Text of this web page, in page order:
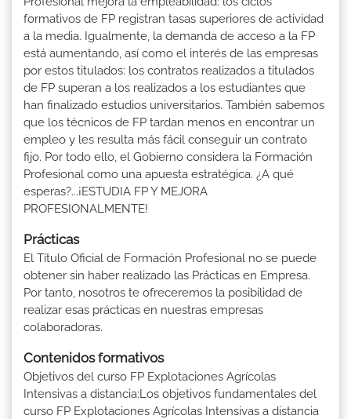
formativos de FP registran tasas superiores de actividad
a la media. Igualmente, la demanda de acceso a la FP
está aumentando, así como el interés de las empresas
por estos titulados: los contratos realizados a titulados
de FP superan a los realizados a los estudiantes que
han finalizado estudios universitarios. También sabemos
que los técnicos de FP tardan menos en encontrar un
empleo y les resulta más fácil conseguir un contrato
fijo. Por todo ello, el Gobierno considera la Formación
Profesional como una apuesta estratégica. ¿A qué
esperas?...¡ESTUDIA FP Y MEJORA
PROFESIONALMENTE!
Prácticas
El Título Oficial de Formación Profesional no se puede
obtener sin haber realizado las Prácticas en Empresa.
Por tanto, nosotros te ofreceremos la posibilidad de
realizar esas prácticas en nuestras empresas
colaboradoras.
Contenidos formativos
Objetivos del curso FP Explotaciones Agrícolas
Intensivas a distancia:Los objetivos fundamentales del
curso FP Explotaciones Agrícolas Intensivas a distancia